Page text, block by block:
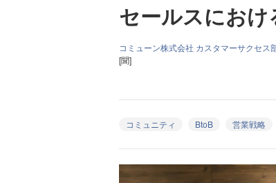
セールスにお
コミューン株式会社 カスタマーサクセ
[聞]
コミュニティ BtoB 営業戦略